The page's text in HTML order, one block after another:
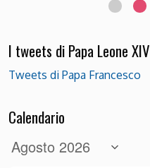
I tweets di Papa Leone XIV
Tweets di Papa Francesco
Calendario